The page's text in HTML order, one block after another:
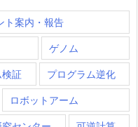
ト案内・報告
ゲノム
検証 プログラム逆化
ロボットアーム